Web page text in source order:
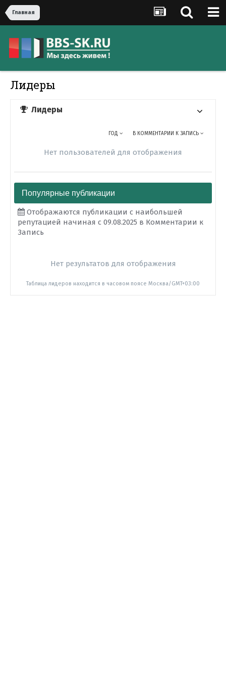
Главная
Лидеры
Лидеры
В КОММЕНТАРИИ К ЗАПИСЬ
ГОД
Нет пользователей для отображения
Популярные публикации
Отображаются публикации с наибольшей
репутацией начиная с 09.08.2025 в Комментарии к
Запись
Нет результатов для отображения
Таблица лидеров находится в часовом поясе Москва/GMT+03:00